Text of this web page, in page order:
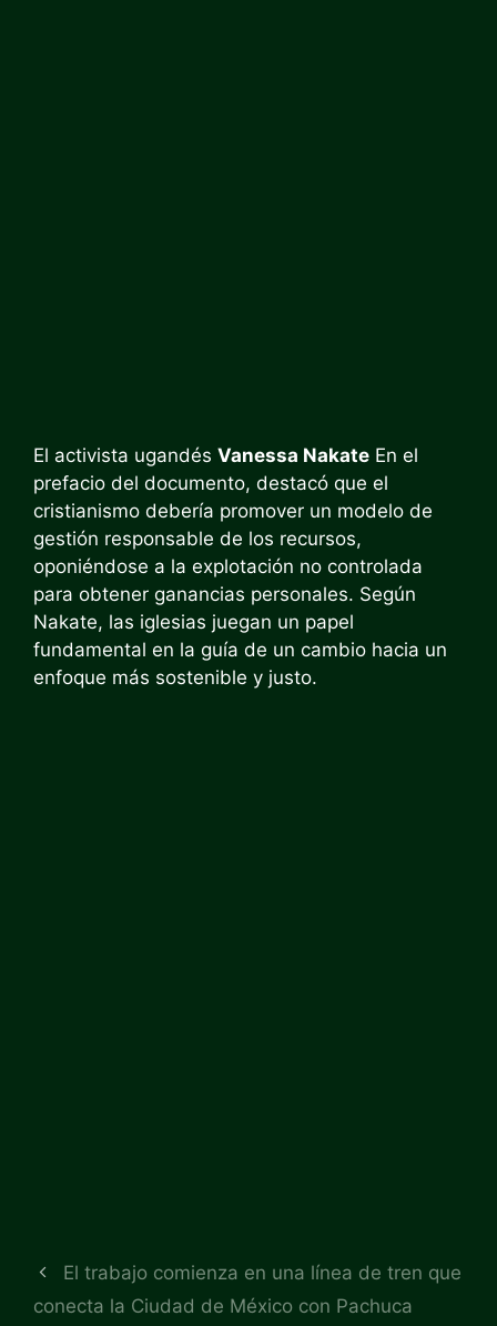
El activista ugandés Vanessa Nakate En el
prefacio del documento, destacó que el
cristianismo debería promover un modelo de
gestión responsable de los recursos,
oponiéndose a la explotación no controlada
para obtener ganancias personales. Según
Nakate, las iglesias juegan un papel
fundamental en la guía de un cambio hacia un
enfoque más sostenible y justo.
El trabajo comienza en una línea de tren que
conecta la Ciudad de México con Pachuca